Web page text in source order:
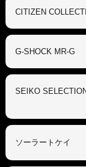
CITIZEN
G-SHOCK MR-G
SEIKO
ソーラートケイ